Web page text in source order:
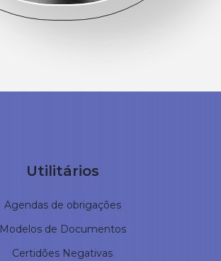
Utilitários
Agendas de obrigações
Modelos de Documentos
Certidões Negativas